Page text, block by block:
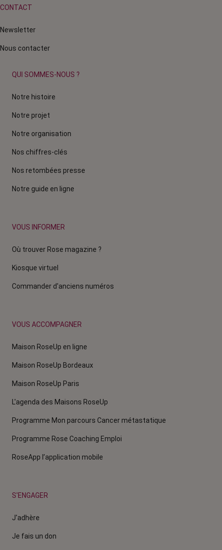
CONTACT
Newsletter
Nous contacter
QUI SOMMES-NOUS ?
Notre histoire
Notre projet
Notre organisation
Nos chiffres-clés
Nos retombées presse
Notre guide en ligne
VOUS INFORMER
Où trouver Rose magazine ?
Kiosque virtuel
Commander d'anciens numéros
VOUS ACCOMPAGNER
Maison RoseUp en ligne
Maison RoseUp Bordeaux
Maison RoseUp Paris
L'agenda des Maisons RoseUp
Programme Mon parcours Cancer métastatique
Programme Rose Coaching Emploi
RoseApp l’application mobile
S'ENGAGER
J'adhère
Je fais un don